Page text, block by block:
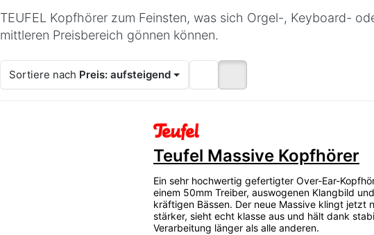
TEUFEL Kopfhörer zum Feinsten, was sich Orgel-, Keyboard-
mittleren Preisbereich gönnen können.
Sortiere nach Preis: aufsteigend
Teufel Massive Kopfhörer
Ein sehr hochwertig gefertigter Over-Ear-
einem 50mm Treiber, auswogenen Klangbild und
kräftigen Bässen. Der neue Massive klingt jetzt
stärker, sieht echt klasse aus und hält dank
Verarbeitung länger als alle anderen.